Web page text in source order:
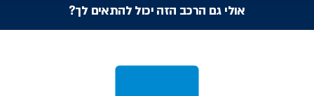
אולי גם הרכב הזה יכול להתאים לך?